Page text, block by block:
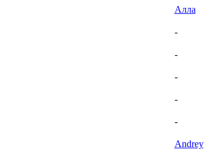
Алла
-
-
-
-
-
Andrey